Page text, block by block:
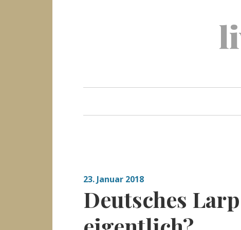
23. Januar 2018
Deutsches